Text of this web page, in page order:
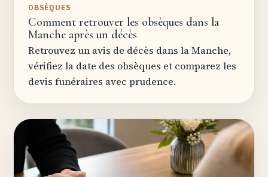
OBSÈQUES
Comment retrouver les obsèques dans la
Manche après un décès
Retrouvez un avis de décès dans la Manche,
vérifiez la date des obsèques et comparez les
devis funéraires avec prudence.